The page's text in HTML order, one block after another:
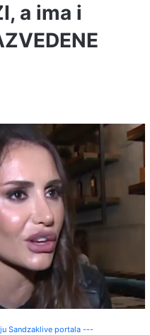
a ima i
Sandzaklive portala ---